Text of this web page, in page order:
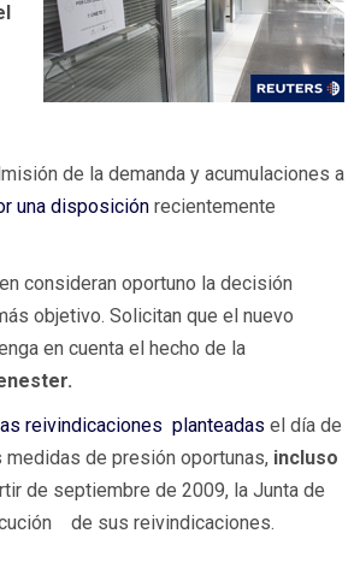
de la demanda y acumulaciones a
una disposición recientemente
consideran oportuno la decisión
objetivo. Solicitan que el nuevo
en cuenta el hecho de la
las reivindicaciones planteadas el día de
de presión oportunas, incluso
de septiembre de 2009, la Junta de
de sus reivindicaciones.